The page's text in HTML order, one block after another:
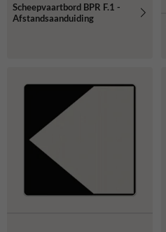
Scheepvaartbord BPR F.1 -
Afstandsaanduiding